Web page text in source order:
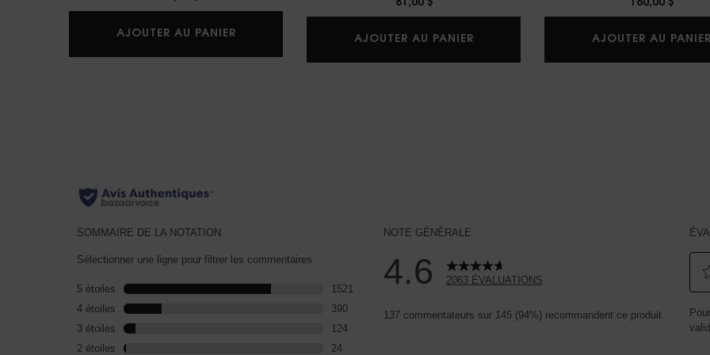
AJOUTER AU PANIER COFFRET DUO YSL BLACK OPIUM EAU DE PARFUM
81,00 $
AJOUTER AU PANIER FOND DE TEINT ALL HOURS
160,00 $
AJOUTER AU PANIER